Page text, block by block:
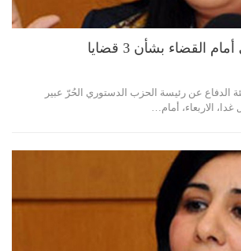
القضاء بشأن 3 قضايا
الدفاع عن رئيسة الحزب الدستوري الحُرّ عبير
الاربعاء، أمام…